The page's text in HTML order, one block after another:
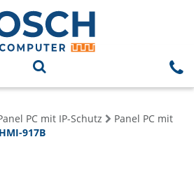
PC mit IP-Schutz
Panel PC mit
917B